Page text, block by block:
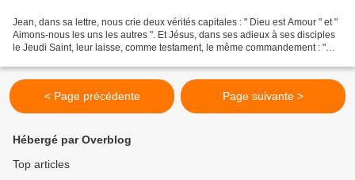
Jean, dans sa lettre, nous crie deux vérités capitales : " Dieu est Amour " et "
Aimons-nous les uns les autres ". Et Jésus, dans ses adieux à ses disciples
le Jeudi Saint, leur laisse, comme testament, le même commandement : "
< Page précédente Page suivante >
Hébergé par Overblog
Top articles